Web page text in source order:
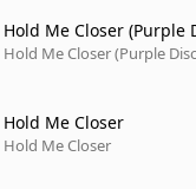
Hold Me Closer (Purple
Hold Me Closer (Purple
Hold Me Closer
Hold Me Closer